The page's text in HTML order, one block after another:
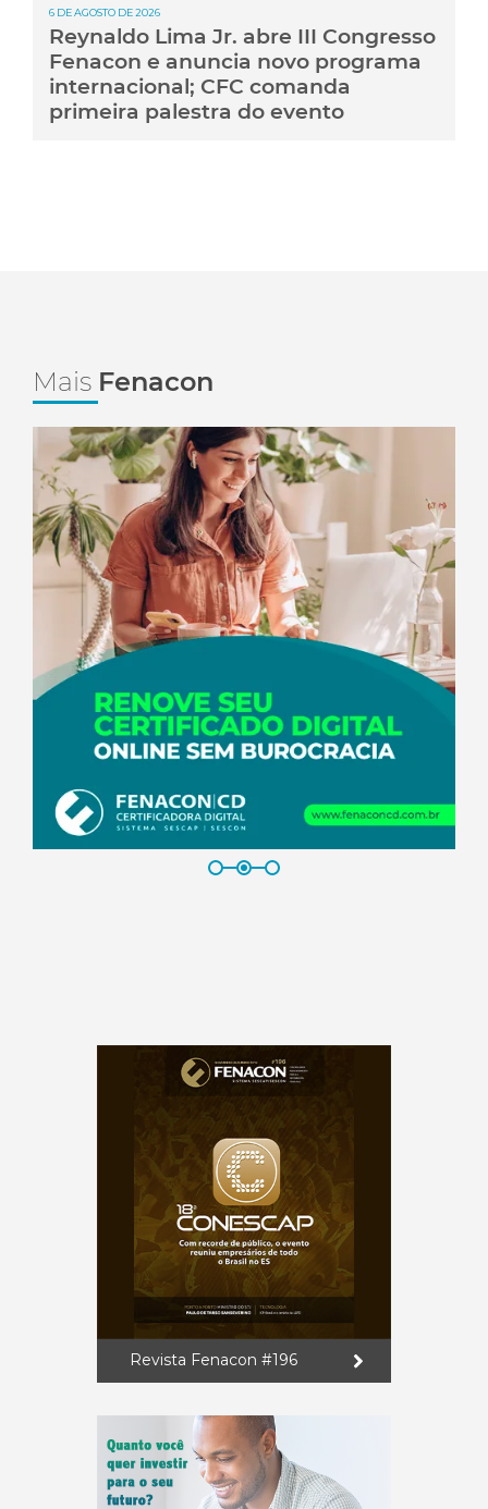
6 DE AGOSTO DE 2026
Reynaldo Lima Jr. abre III Congresso
Fenacon e anuncia novo programa
internacional; CFC comanda
primeira palestra do evento
Mais Fenacon
Revista Fenacon #196